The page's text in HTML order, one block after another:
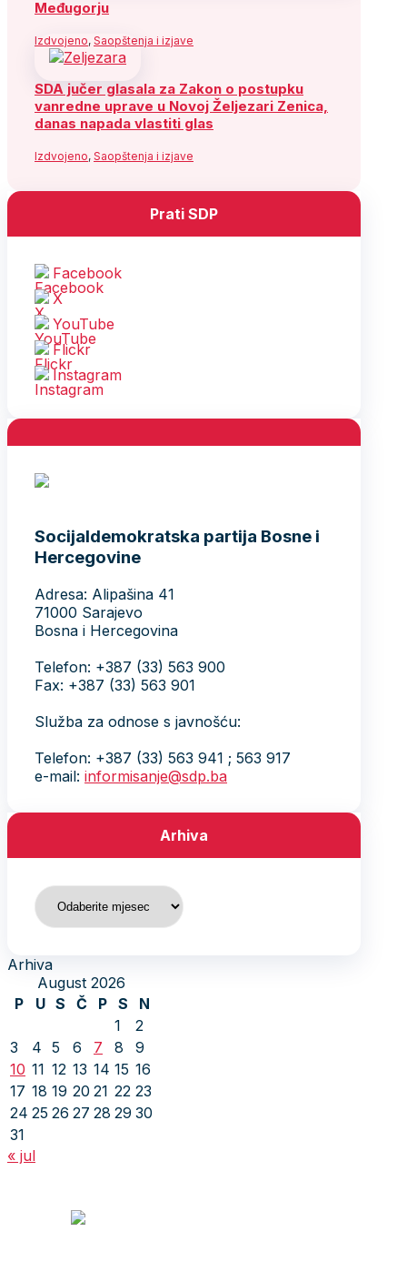
Međugorju
Izdvojeno, Saopštenja i izjave
SDA jučer glasala za Zakon o postupku
vanredne uprave u Novoj Željezari Zenica,
danas napada vlastiti glas
Izdvojeno, Saopštenja i izjave
Prati SDP
Facebook
X
YouTube
Flickr
Instagram
Socijaldemokratska partija Bosne i
Hercegovine
Adresa: Alipašina 41
71000 Sarajevo
Bosna i Hercegovina
Telefon: +387 (33) 563 900
Fax: +387 (33) 563 901
Služba za odnose s javnošću:
Telefon: +387 (33) 563 941 ; 563 917
e-mail: informisanje@sdp.ba
Arhiva
Arhiva
Arhiva
August 2026
P
U S Č P S
N
1
2
3
4 5 6 7 8
9
10 11 12 13 14 15 16
17 18 19 20 21 22 23
24 25 26 27 28 29 30
31
« jul